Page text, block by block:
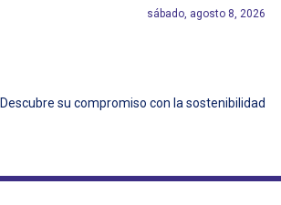
sábado, agosto 8, 2026